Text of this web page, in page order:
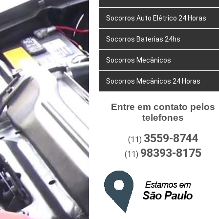
Socorros Auto Elétrico 24 Horas
Socorros Baterias 24hs
Socorros Mecânicos
Socorros Mecânicos 24 Horas
Entre em contato pelos
telefones
(11) 3559-8744
(11) 98393-8175